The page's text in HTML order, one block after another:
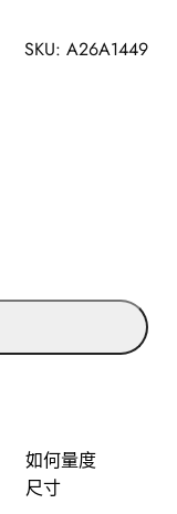
SKU: A26A1449
如何量度
尺寸